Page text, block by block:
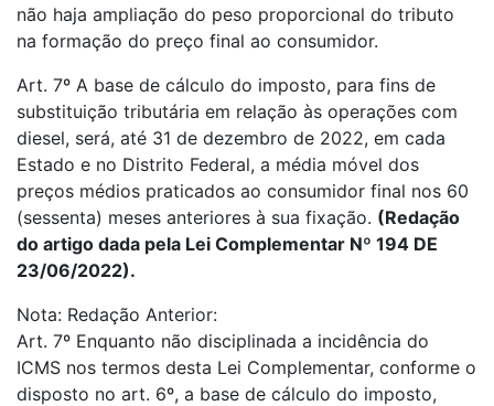
não haja ampliação do peso proporcional do tributo
na formação do preço final ao consumidor.
Art. 7º A base de cálculo do imposto, para fins de
substituição tributária em relação às operações com
diesel, será, até 31 de dezembro de 2022, em cada
Estado e no Distrito Federal, a média móvel dos
preços médios praticados ao consumidor final nos 60
(sessenta) meses anteriores à sua fixação. (Redação
do artigo dada pela Lei Complementar Nº 194 DE
23/06/2022).
Nota: Redação Anterior:
Art. 7º Enquanto não disciplinada a incidência do
ICMS nos termos desta Lei Complementar, conforme o
disposto no art. 6º, a base de cálculo do imposto,